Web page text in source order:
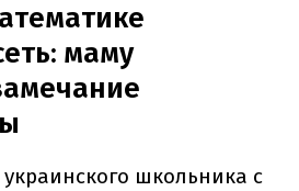
маму
школьника с